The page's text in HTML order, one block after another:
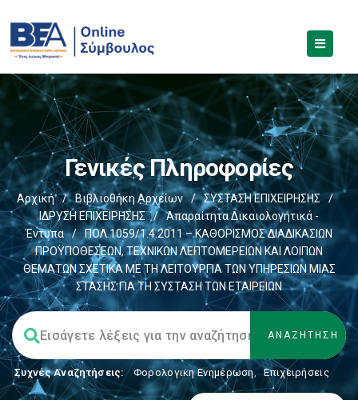
Γενικές Πληροφορίες
Αρχική / Βιβλιοθήκη Αρχείων / ΣΥΣΤΑΣΗ ΕΠΙΧΕΙΡΗΣΗΣ
/
ΙΔΡΥΣΗ ΕΠΙΧΕΙΡΗΣΗΣ
/
Απαραίτητα Δικαιολογητικά -
Έντυπα
/
ΠΟΛ.1059/1.4.2011 – ΚΑΘΟΡΙΣΜΟΣ ΔΙΑΔΙΚΑΣΙΩΝ
ΠΡΟΫΠΟΘΕΣΕΩΝ, ΤΕΧΝΙΚΩΝ ΛΕΠΤΟΜΕΡΕΙΩΝ ΚΑΙ ΛΟΙΠΩΝ
ΘΕΜΑΤΩΝ ΣΧΕΤΙΚΑ ΜΕ ΤΗ ΛΕΙΤΟΥΡΓΙΑ ΤΩΝ ΥΠΗΡΕΣΙΩΝ ΜΙΑΣ
ΣΤΑΣΗΣ ΓΙΑ ΤΗ ΣΥΣΤΑΣΗ ΤΩΝ ΕΤΑΙΡΕΙΩΝ
Συχνές Αναζητήσεις: Φορολογικη Ενημέρωση, Επιχειρήσεις